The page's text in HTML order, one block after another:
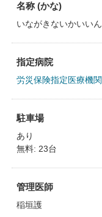
名称 (かな)
いながきないかいいん
指定病院
労災保険指定医療機関
駐車場
あり
無料: 23台
管理医師
稲垣護